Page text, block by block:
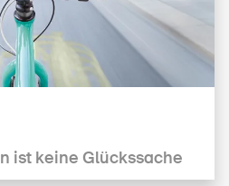
ist keine Glückssache